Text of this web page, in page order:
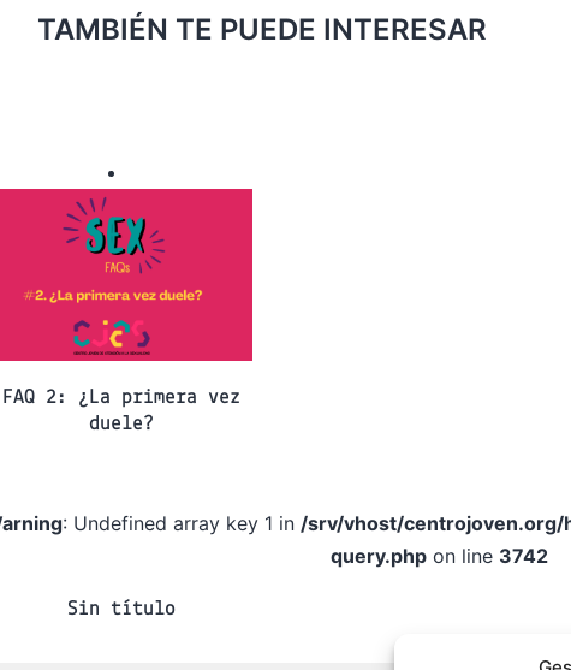
TAMBIÉN TE PUEDE INTERESAR
FAQ 2: ¿La primera vez
duele?
: Undefined array key 1 in/srv/vhost/
query.php on line 3742
Sin título